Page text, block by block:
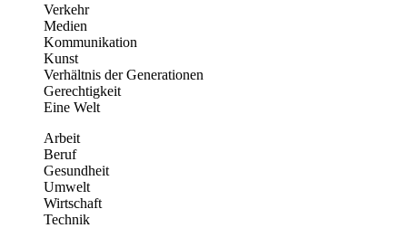
Verkehr
Medien
Kommunikation
Kunst
Verhältnis der Generationen
Gerechtigkeit
Eine Welt
Arbeit
Beruf
Gesundheit
Umwelt
Wirtschaft
Technik